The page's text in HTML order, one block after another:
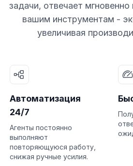
задачи, отвечает
вашим инструментам -
увеличивая
Автоматизация
24/7
Агенты постоянно
выполняют
повторяющуюся работу,
снижая ручные усилия.